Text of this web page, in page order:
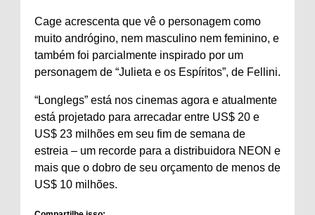
Cage acrescenta que vê o personagem como
muito andrógino, nem masculino nem feminino, e
também foi parcialmente inspirado por um
personagem de “Julieta e os Espíritos”, de Fellini.
“Longlegs” está nos cinemas agora e atualmente
está projetado para arrecadar entre US$ 20 e
US$ 23 milhões em seu fim de semana de
estreia – um recorde para a distribuidora NEON e
mais que o dobro de seu orçamento de menos de
US$ 10 milhões.